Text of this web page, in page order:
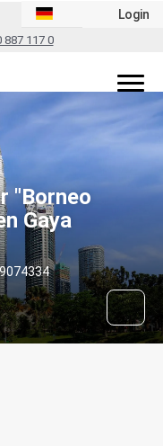
887 117 0
Login
"Borneo
Gaya